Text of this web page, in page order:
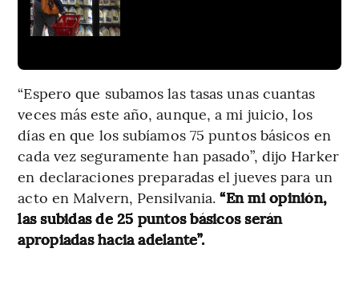
“Espero que subamos las tasas unas cuantas
veces más este año, aunque, a mi juicio, los
días en que los subíamos 75 puntos básicos en
cada vez seguramente han pasado”, dijo Harker
en declaraciones preparadas el jueves para un
acto en Malvern, Pensilvania.“En mi opinión,
las subidas de 25 puntos básicos serán
apropiadas hacia adelante”.